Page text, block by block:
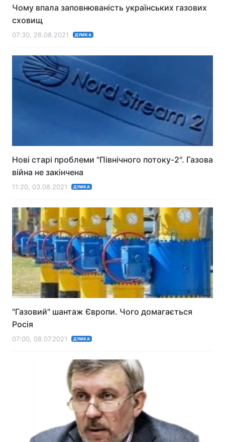
Чому впала заповнюваність українських газових
сховищ
07:30, 26.08.2021 ДУМКА
Нові старі проблеми "Північного потоку-2". Газова
війна не закінчена
11:20, 03.08.2021 ДУМКА
"Газовий" шантаж Європи. Чого домагається
Росія
07:00, 08.07.2021 ДУМКА